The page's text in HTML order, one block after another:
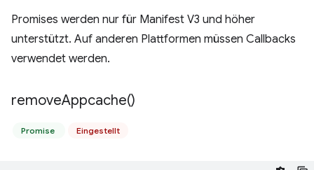
Promises werden nur für Manifest V3 und höher
unterstützt. Auf anderen Plattformen müssen Callbacks
verwendet werden.
removeAppcache()
Promise Eingestellt